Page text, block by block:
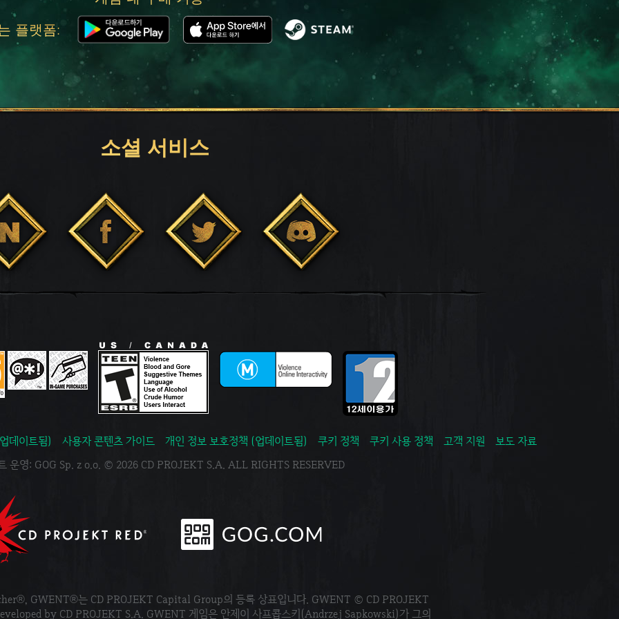
플랫폼:
소셜 서비스
데이트됨) 사용자 콘텐츠 가이드 개인 정보 보호정책 (업데이트됨) 쿠키 정책 쿠키 사용 정책 고객 지원
보도 자료
운영: GOG Sp. z o.o. © 2026 CD PROJEKT S.A. ALL RIGHTS RESERVED
GWENT®는 CD PROJEKT Capital Group의 등록 상표입니다. GWENT © CD PROJEKT
by CD PROJEKT S.A. GWENT 게임은 안제이 사프콥스키(Andrzej Sapkowski)가 그의